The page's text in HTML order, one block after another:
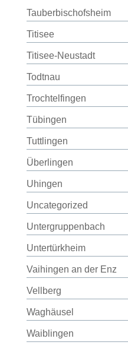
Tauberbischofsheim
Titisee
Titisee-Neustadt
Todtnau
Trochtelfingen
Tübingen
Tuttlingen
Überlingen
Uhingen
Uncategorized
Untergruppenbach
Untertürkheim
Vaihingen an der Enz
Vellberg
Waghäusel
Waiblingen